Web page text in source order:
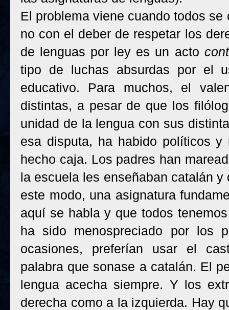
El problema viene cuando todos
no con el deber de respetar los
de lenguas por ley es un acto
tipo de luchas absurdas por el
educativo. Para muchos, el
distintas, a pesar de que los
unidad de la lengua con sus
esa disputa, ha habido políticos
hecho caja. Los padres han
la escuela les enseñaban catalán
este modo, una asignatura
aquí se habla y que todos
ha sido menospreciado por los
ocasiones, preferían usar el
palabra que sonase a catalán. El
lengua acecha siempre. Y los
derecha como a la izquierda. Hay